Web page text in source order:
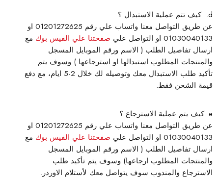
كيف تتم عملية الاستبدال ؟
عن طريق التواصل معنا واتساب علي رقم 01201272625 او
01030040133 او التواصل علي
صفحتنا علي الفيس بوك مع
ارسال تفاصيل الطلب ( الاسم ورقم الموبايل المسجل
والمنتجات المطلوب استبدالها او استرجاعها ) وسوف يتم
تأكيد طلب الاستبدال معك وتوصيله لك خلال 2-5 ايام، مع دفع
قيمة الشحن فقط.
كيف يتم عملية الاسترجاع ؟
عن طريق التواصل معنا واتساب علي رقم 01201272625 او
01030040133 او التواصل علي
صفحتنا علي الفيس بوك مع
ارسال تفاصيل الطلب ( الاسم ورقم الموبايل المسجل
والمنتجات المطلوب ارجاعها) وسوف يتم تأكيد طلب
الاسترجاع والمندوب سوف يتواصل معك لأستلام الاوردر.